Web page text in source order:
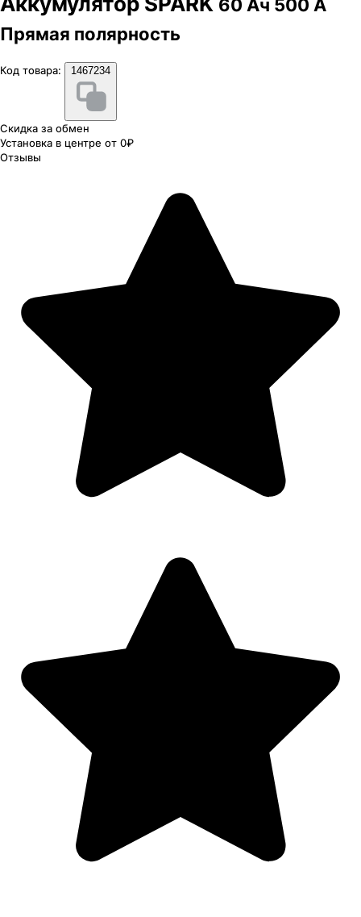
60 Ач 500 А
Прямая полярность
Код товара: 1467234
Скидка за обмен
Установка в центре от 0₽
Отзывы